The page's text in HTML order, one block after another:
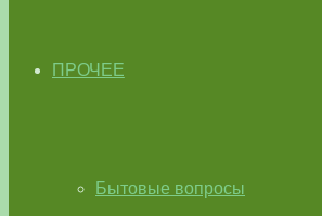
ПРОЧЕЕ
Бытовые вопросы